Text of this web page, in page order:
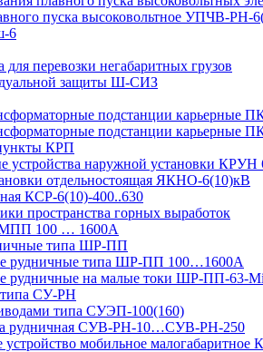
пуска высоковольтное УПЧВ-РН-
6
перевозки негабаритных грузов
защиты Ш-СИЗ
подстанции
подстанции
КРП
устройства наружной установки КРУН
отдельностоящая ЯКНО-6(10)кВ
КСР-6(10)-400..630
пространства горных выработок
МПП 100 … 1600А
типа ШР-ПП
рудничные типа ШР-ПП 100…1600А
рудничные на малые токи ШР-ПП-63-
типа СУ-РН
типа СУЭП-100(160)
рудничная СУВ-РН-10…СУВ-РН-250
устройство мобильное